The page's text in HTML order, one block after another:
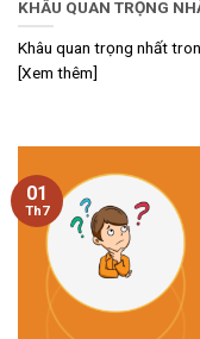
KHÂU QUAN TRỌNG
Khâu quan trọng nhất
[Xem thêm]
01
Th7